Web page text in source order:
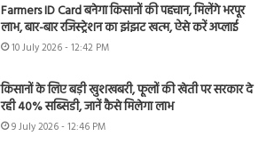
Farmers ID Card बनेगा किसानों की पहचान, मिलेंगे भरपूर
लाभ, बार-बार रजिस्ट्रेशन का झंझट खत्म, ऐसे करें अप्लाई
10 July 2026 - 12:42 PM
किसानों के लिए बड़ी खुशखबरी, फूलों की खेती पर सरकार दे
रही 40% सब्सिडी, जानें कैसे मिलेगा लाभ
9 July 2026 - 12:46 PM